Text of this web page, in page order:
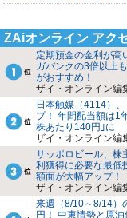
ZAiオンライン アク
定期預金の金利が高
ガバンクの3倍以上
がおすすめ！
ザイ・オンライン編
日本触媒（4114）
プ！ 年間配当額は1
株あたり140円｣に
ザイ・オンライン編
サッポロビール、株
利獲得に必要な最低
額面が大幅アップ！
ザイ・オンライン編
来週（8/10～8/14）
円！ 中東情勢と原